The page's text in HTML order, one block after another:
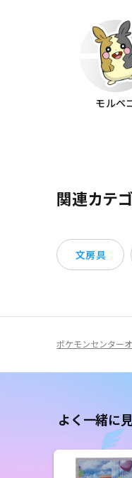
モルペ
関連カテ
文房具
ポケモンセンター
よく一緒に